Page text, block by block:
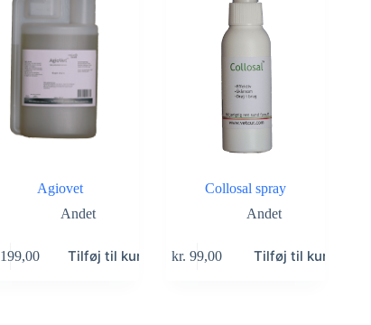
Agiovet
Andet
199,00 Tilføj til kurv
Collosal spray
Andet
kr. 99,00 Tilføj til kurv